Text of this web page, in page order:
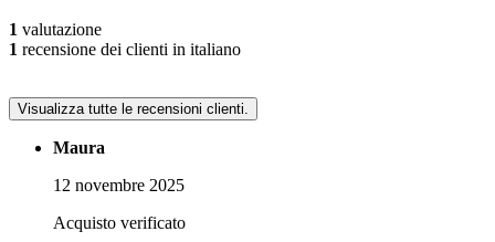
1 valutazione
1 recensione dei clienti in italiano
Visualizza tutte le recensioni clienti.
Maura
12 novembre 2025
Acquisto verificato